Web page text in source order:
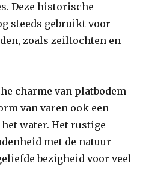
Deze historische
steeds gebruikt voor
zoals zeiltochten en
charme van platbodem
van varen ook een
water. Het rustige
met de natuur
bezigheid voor veel